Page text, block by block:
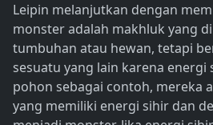
Leipin melanjutkan dengan
monster adalah makhluk yang
tumbuhan atau hewan, tetapi
sesuatu yang lain karena energi
pohon sebagai contoh, mereka
yang memiliki energi sihir dan